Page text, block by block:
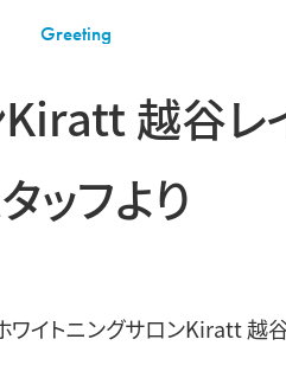
Greeting
Kiratt越谷レ
ッフより
ワイトニングサロンKiratt 越